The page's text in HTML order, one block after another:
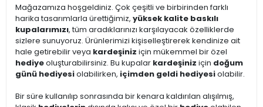
Mağazamıza hoşgeldiniz. Çok çeşitli ve birbirinden farklı
harika tasarımlarla ürettiğimiz, yüksek kalite baskılı
kupalarımızı, tüm aradıklarınızı karşılayacak özelliklerde
sizlere sunuyoruz. Ürünlerimizi kişiselleştirerek kendinize ait
hale getirebilir veya kardeşiniz için mükemmel bir özel
hediyeoluşturabilirsiniz. Bu kupalar kardeşiniz için doğum
günü hediyesiolabilirken, içimden geldi hediyesiolabilir.
Bir süre kullanılıp sonrasında bir kenara kaldırılan alışılmış,